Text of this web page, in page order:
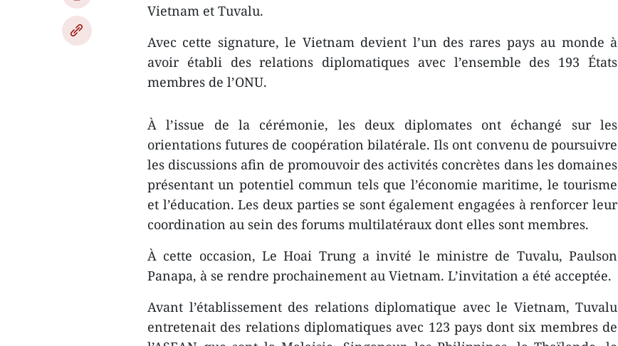
Vietnam et Tuvalu.
Avec cette signature, le Vietnam devient l’un des rares pays au monde à
avoir établi des relations diplomatiques avec l’ensemble des 193 États
membres de l’ONU.
À l’issue de la cérémonie, les deux diplomates ont échangé sur les
orientations futures de coopération bilatérale. Ils ont convenu de poursuivre
les discussions afin de promouvoir des activités concrètes dans les domaines
présentant un potentiel commun tels que l’économie maritime, le tourisme
et l’éducation. Les deux parties se sont également engagées à renforcer leur
coordination au sein des forums multilatéraux dont elles sont membres.
À cette occasion, Le Hoai Trung a invité le ministre de Tuvalu, Paulson
Panapa, à se rendre prochainement au Vietnam. L’invitation a été acceptée.
Avant l’établissement des relations diplomatique avec le Vietnam, Tuvalu
entretenait des relations diplomatiques avec 123 pays dont six membres de